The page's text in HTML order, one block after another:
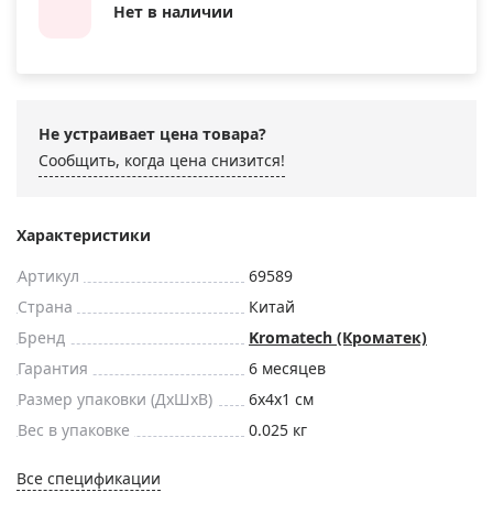
Нет в наличии
Не устраивает цена товара?
Сообщить, когда цена снизится!
Характеристики
Артикул
69589
Страна
Китай
Бренд
Kromatech (Кроматек)
Гарантия
6 месяцев
Размер упаковки (ДxШxВ)
6x4x1 см
Вес в упаковке
0.025 кг
Все спецификации